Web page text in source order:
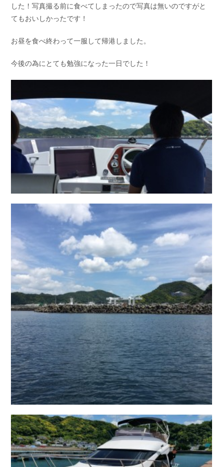
した！写真撮る前に食べてしまったので写真は無いのですがと
てもおいしかったです！
お昼を食べ終わって一服して帰港しました。
今後の為にとても勉強になった一日でした！